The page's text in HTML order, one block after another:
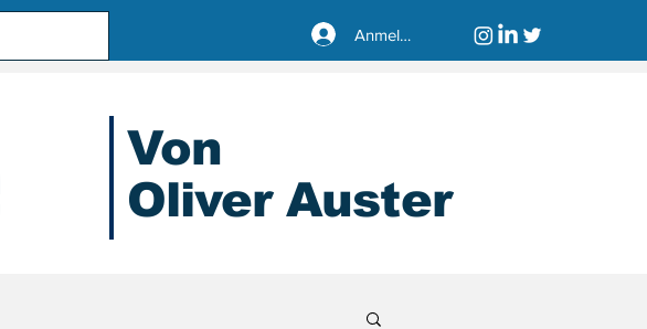
Anmelden
Von
Oliver Auster